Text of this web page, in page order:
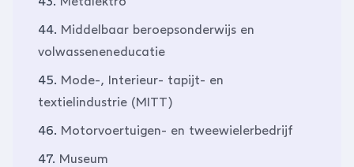
44. Middelbaar beroepsonderwijs en
volwasseneneducatie
45. Mode-, Interieur- tapijt- en
textielindustrie (MITT)
46. Motorvoertuigen- en tweewielerbedrijf
47. Museum